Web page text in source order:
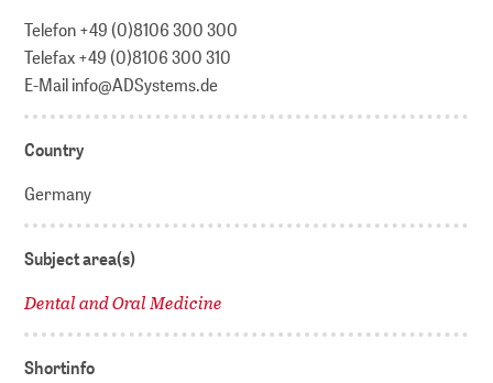
Telefon +49 (0)8106 300 300
Telefax +49 (0)8106 300 310
E-Mail info@ADSystems.de
Country
Germany
Subject area(s)
Dental and Oral Medicine
Shortinfo